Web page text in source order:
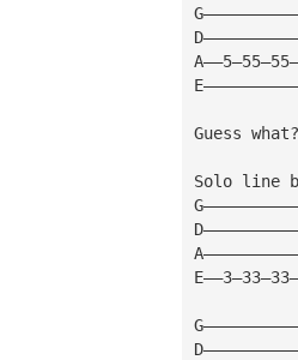
Guess
Solo line